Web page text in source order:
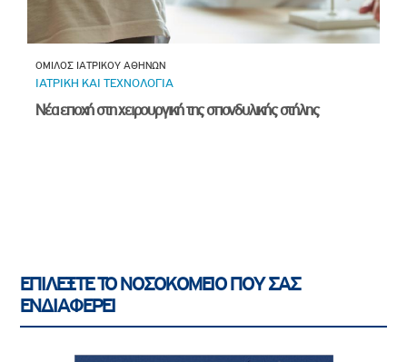
ΟΜΙΛΟΣ ΙΑΤΡΙΚΟΥ ΑΘΗΝΩΝ
ΙΑΤΡΙΚΗ ΚΑΙ ΤΕΧΝΟΛΟΓΙΑ
Νέα εποχή στη χειρουργική της σπονδυλικής στήλης
ΕΠΙΛΕΞΤΕ ΤΟ ΝΟΣΟΚΟΜΕΙΟ ΠΟΥ ΣΑΣ
ΕΝΔΙΑΦΕΡΕΙ